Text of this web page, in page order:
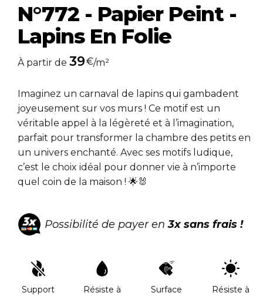
N°772 - Papier Peint -
Lapins En Folie
À partir de 39€/m²
Imaginez un carnaval de lapins qui gambadent
joyeusement sur vos murs ! Ce motif est un
véritable appel à la légèreté et à l’imagination,
parfait pour transformer la chambre des petits en
un univers enchanté. Avec ses motifs ludique,
c’est le choix idéal pour donner vie à n’importe
quel coin de la maison ! 🌟🐰
Possibilité de payer en3x sans frais !
Support
Résiste à
Surface
Résiste à